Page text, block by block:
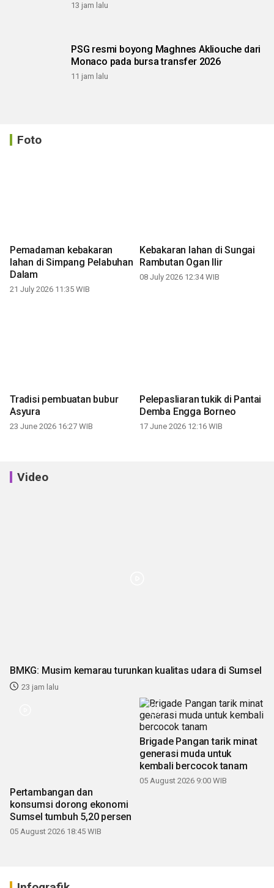
13 jam lalu
PSG resmi boyong Maghnes Akliouche dari
Monaco pada bursa transfer 2026
11 jam lalu
Foto
Pemadaman kebakaran
lahan di Simpang Pelabuhan
Dalam
21 July 2026 11:35 WIB
Kebakaran lahan di Sungai
Rambutan Ogan Ilir
08 July 2026 12:34 WIB
Tradisi pembuatan bubur
Asyura
23 June 2026 16:27 WIB
Pelepasliaran tukik di Pantai
Demba Engga Borneo
17 June 2026 12:16 WIB
Video
BMKG: Musim kemarau turunkan kualitas udara di Sumsel
23 jam lalu
Pertambangan dan
konsumsi dorong ekonomi
Sumsel tumbuh 5,20 persen
05 August 2026 18:45 WIB